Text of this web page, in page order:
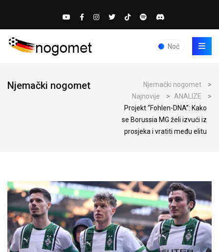
Noć
Njemački nogomet Njemački nogomet
>
Najnovije
> ANALIZE
>
Projekt “Fohlen-DNA”: Kako
se Borussia MG želi izvući iz
prosjeka i vratiti među elitu